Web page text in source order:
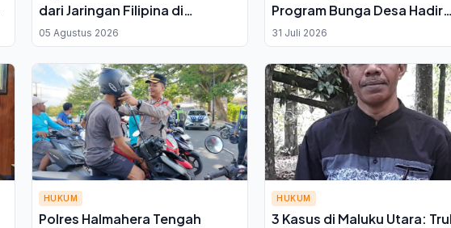
dari Jaringan Filipina di
Halmahera Utara, 3 Tersangka
Dibekuk
05 Agustus 2026
Program Bunga Desa Hadir
untuk Dukungan Fisik dan
Mental
31 Juli 2026
HUKUM
Polres Halmahera Tengah
HUKUM
3 Kasus di Maluku Utara: